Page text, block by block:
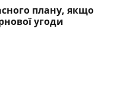
плану, якщо
угоди